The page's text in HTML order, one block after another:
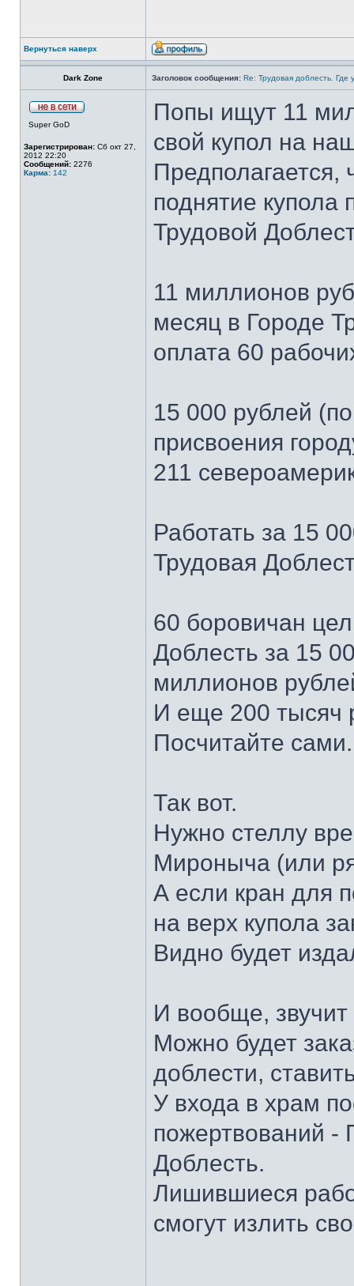
Вернуться наверх
Dark Zone Заголовок сообщения: Re: Трудовая доблесть. Где
Super GoD
Зарегистрирован: Сб окт 27,
2012 22:20
Сообщений: 2276
Карма: 142
Попы ищут 11
свой купол на
Предполагается,
поднятие купола
Трудовой
11 миллионов
месяц в Городе
оплата 60
15 000 рублей
присвоения
211
Работать за 15
Трудовая
60 боровичан
Доблесть за 15
миллионов
И еще 200 тысяч
Посчитайте сами.
Так вот.
Нужно стеллу
Мироныча (или
А если кран для
на верх купола
Видно будет
И вообще,
Можно будет
доблести,
У входа в храм
пожертвований -
Доблесть.
Лишившиеся
смогут излить